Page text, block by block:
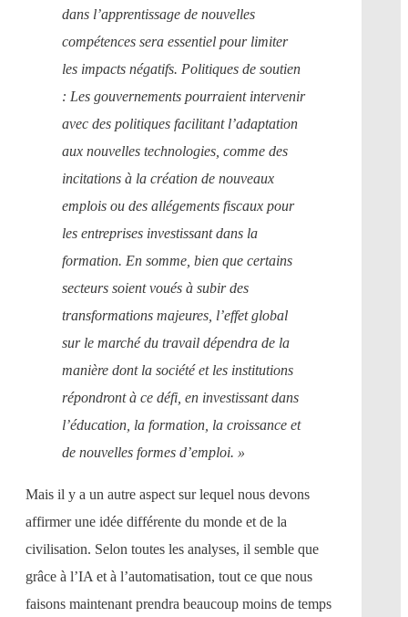
dans l’apprentissage de nouvelles
compétences sera essentiel pour limiter
les impacts négatifs. Politiques de soutien
: Les gouvernements pourraient intervenir
avec des politiques facilitant l’adaptation
aux nouvelles technologies, comme des
incitations à la création de nouveaux
emplois ou des allégements fiscaux pour
les entreprises investissant dans la
formation. En somme, bien que certains
secteurs soient voués à subir des
transformations majeures, l’effet global
sur le marché du travail dépendra de la
manière dont la société et les institutions
répondront à ce défi, en investissant dans
l’éducation, la formation, la croissance et
de nouvelles formes d’emploi. »
Mais il y a un autre aspect sur lequel nous devons
affirmer une idée différente du monde et de la
civilisation. Selon toutes les analyses, il semble que
grâce à l’IA et à l’automatisation, tout ce que nous
faisons maintenant prendra beaucoup moins de temps